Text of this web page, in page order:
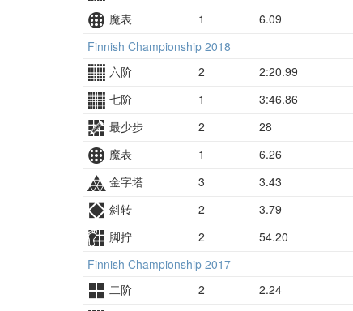
魔表 1 6.09
Finnish Championship 2018
六阶
2 2:20.99
七阶 1 3:46.86
最少步 2 28
魔表 1 6.26
金字塔 3 3.43
斜转 2 3.79
脚拧 2 54.20
Finnish Championship 2017
二阶
2 2.24